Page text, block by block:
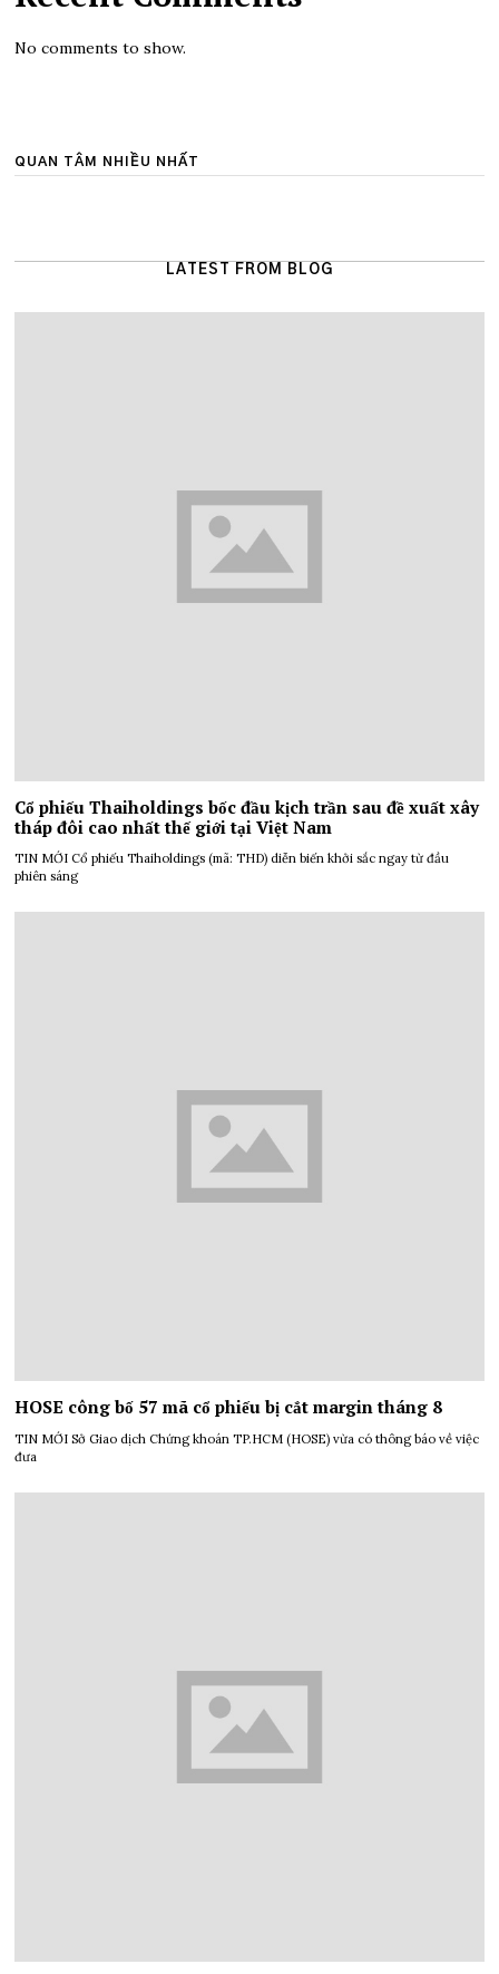
No comments to show.
QUAN TÂM NHIỀU NHẤT
LATEST FROM BLOG
Cổ phiếu Thaiholdings bốc đầu kịch trần sau đề xuất xây
tháp đôi cao nhất thế giới tại Việt Nam
TIN MỚI Cổ phiếu Thaiholdings (mã: THD) diễn biến khởi sắc ngay từ đầu
phiên sáng
HOSE công bố 57 mã cổ phiếu bị cắt margin tháng 8
TIN MỚI Sở Giao dịch Chứng khoán TP.HCM (HOSE) vừa có thông báo về việc
đưa